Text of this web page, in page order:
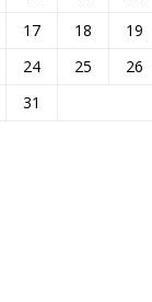
17 18
19
24 25
26
31